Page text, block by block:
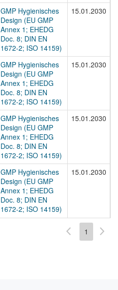
GMP Hygienisches
Design (EU GMP
Annex 1; EHEDG
Doc. 8; DIN EN
1672-2; ISO 14159)
15.01.2030
GMP Hygienisches
Design (EU GMP
Annex 1; EHEDG
Doc. 8; DIN EN
1672-2; ISO 14159)
15.01.2030
GMP Hygienisches
Design (EU GMP
Annex 1; EHEDG
Doc. 8; DIN EN
1672-2; ISO 14159)
15.01.2030
GMP Hygienisches
Design (EU GMP
Annex 1; EHEDG
Doc. 8; DIN EN
1672-2; ISO 14159)
15.01.2030
1